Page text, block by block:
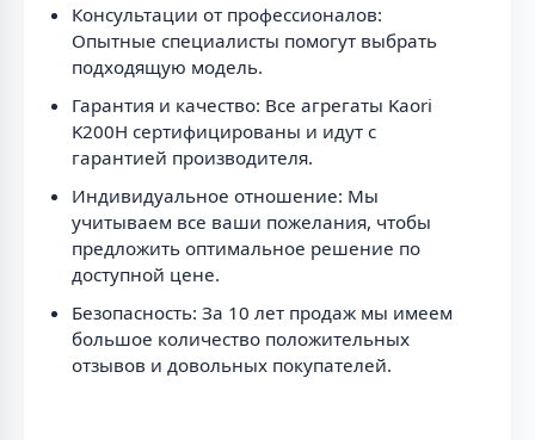
Консультации от профессионалов:
Опытные специалисты помогут выбрать
подходящую модель.
Гарантия и качество: Все агрегаты Kaori
K200H сертифицированы и идут с
гарантией производителя.
Индивидуальное отношение: Мы
учитываем все ваши пожелания, чтобы
предложить оптимальное решение по
доступной цене.
Безопасность: За 10 лет продаж мы имеем
большое количество положительных
отзывов и довольных покупателей.